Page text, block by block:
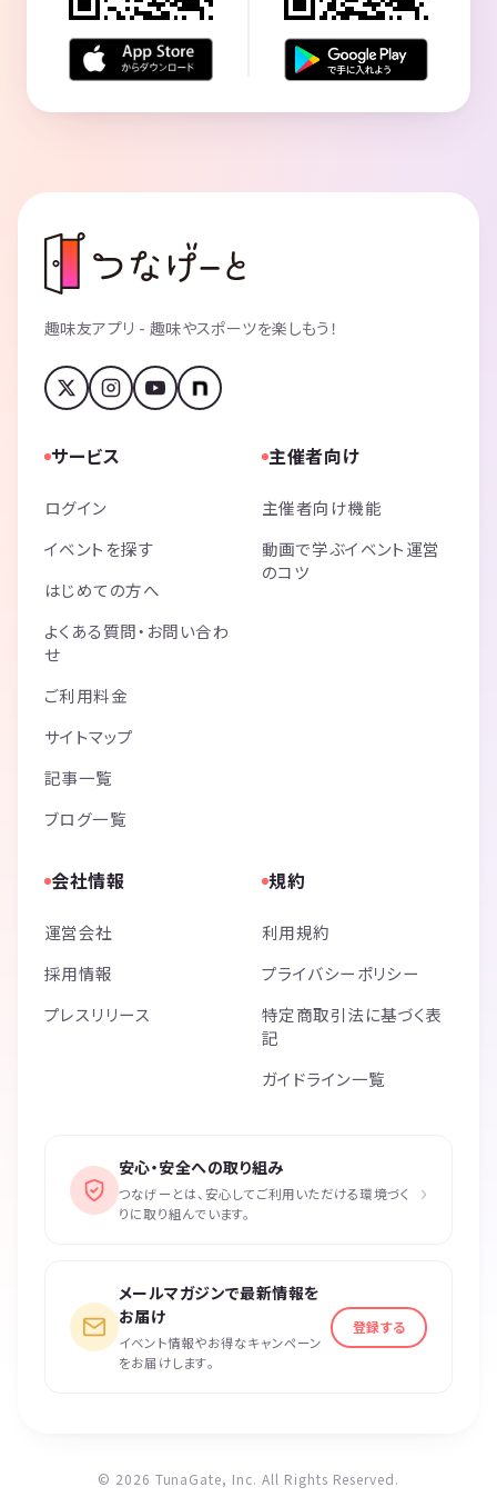
趣味友アプリ - 趣味やスポーツを楽しもう！
サービス
ログイン
イベントを探す
はじめての方へ
よくある質問・お問い合わ
せ
ご利用料金
サイトマップ
記事一覧
ブログ一覧
主催者向け
主催者向け機能
動画で学ぶイベント運営
のコツ
会社情報
運営会社
採用情報
プレスリリース
規約
利用規約
プライバシーポリシー
特定商取引法に基づく表
記
ガイドライン一覧
安心・安全への取り組み
つなげーとは、安心してご利用いただける環境づく
りに取り組んでいます。
›
メールマガジンで最新情報を
お届け
イベント情報やお得なキャンペーン
をお届けします。
登録する
© 2026 TunaGate, Inc. All Rights Reserved.